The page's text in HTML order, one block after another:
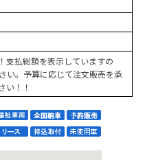
支払総額を表示していますの
い。予算に応じて注文販売を承
い！！